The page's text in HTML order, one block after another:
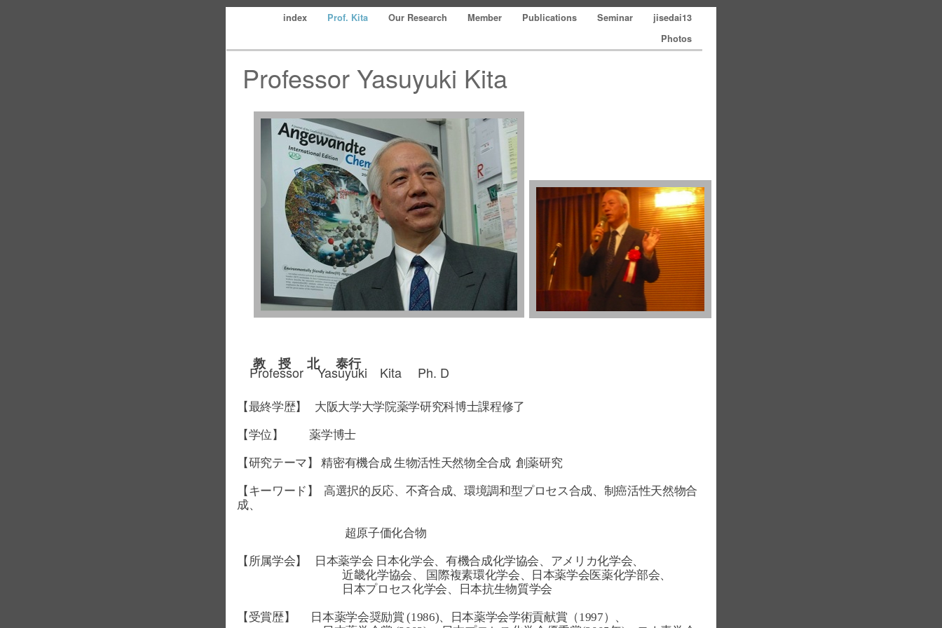
index Prof. Kita Our Research Member Publications Seminar
jisedai13
Photos
Professor Yasuyuki Kita
教 授 北 泰行
Professor Yasuyuki Kita Ph. D
【最終学歴】 大阪大学大学院薬学研究科博士課程修了
【学位】 薬学博士
【研究テーマ】 精密有機合成 生物活性天然物全合成 創薬研究
【キーワード】 高選択的反応、不斉合成、環境調和型プロセス合成、制癌活性天然物合
成、
超原子価化合物
【所属学会】 日本薬学会 日本化学会、有機合成化学協会、アメリカ化学会、
近畿化学協会、 国際複素環化学会、日本薬学会医薬化学部会、
日本プロセス化学会、日本抗生物質学会
【受賞歴】 日本薬学会奨励賞 (1986)、日本薬学会学術貢献賞（1997）、